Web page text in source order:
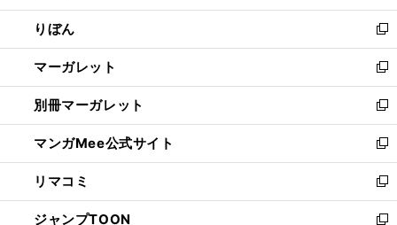
開
く
ウ
で
開
く
ン
ド
ウ
で
開
く
ウ
ィ
ン
ド
ウ
で
開
く
りぼん
新
し
い
ウ
ィ
ン
ド
ウ
で
開
く
マーガレット
新
し
い
ウ
ィ
ン
ド
ウ
で
別冊マーガレット
新
し
い
ウ
ィ
ン
ド
マンガMee公式サイト
新
し
い
ウ
ィ
リマコミ
新
し
ジャンプTOON